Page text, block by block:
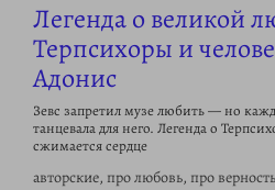
Легенда о великой
Терпсихоры и
Адонис
Зевс запретил музе любить — но
танцевала для него. Легенда о
сжимается сердце
авторские, про любовь, про